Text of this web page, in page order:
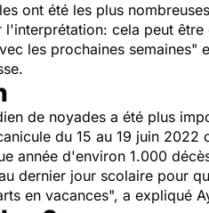
ont été les plus
l'interprétation: cela peut
les prochaines semaines"
de noyades a été plus
du 15 au 19 juin
année d'environ 1.000
dernier jour scolaire pour
en vacances", a expliqué